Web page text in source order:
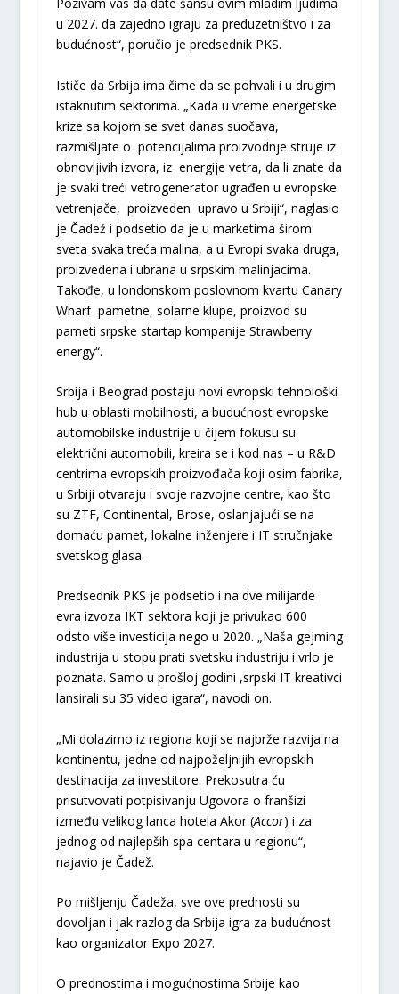
u 2027. da zajedno igraju za preduzetništvo i za
budućnost“, poručio je predsednik PKS.
Ističe da Srbija ima čime da se pohvali i u drugim
istaknutim sektorima. „Kada u vreme energetske
krize sa kojom se svet danas suočava,
razmišljate o potencijalima proizvodnje struje iz
obnovljivih izvora, iz energije vetra, da li znate da
je svaki treći vetrogenerator ugrađen u evropske
vetrenjače, proizveden upravo u Srbiji“, naglasio
je Čadež i podsetio da je u marketima širom
sveta svaka treća malina, a u Evropi svaka druga,
proizvedena i ubrana u srpskim malinjacima.
Takođe, u londonskom poslovnom kvartu Canary
Wharf pametne, solarne klupe, proizvod su
pameti srpske startap kompanije Strawberry
energy“.
Srbija i Beograd postaju novi evropski tehnološki
hub u oblasti mobilnosti, a budućnost evropske
automobilske industrije u čijem fokusu su
električni automobili, kreira se i kod nas – u R&D
centrima evropskih proizvođača koji osim fabrika,
u Srbiji otvaraju i svoje razvojne centre, kao što
su ZTF, Continental, Brose, oslanjajući se na
domaću pamet, lokalne inženjere i IT stručnjake
svetskog glasa.
Predsednik PKS je podsetio i na dve milijarde
evra izvoza IKT sektora koji je privukao 600
odsto više investicija nego u 2020. „Naša gejming
industrija u stopu prati svetsku industriju i vrlo je
poznata. Samo u prošloj godini ,srpski IT kreativci
lansirali su 35 video igara“, navodi on.
„Mi dolazimo iz regiona koji se najbrže razvija na
kontinentu, jedne od najpoželjnijih evropskih
destinacija za investitore. Prekosutra ću
prisutvovati potpisivanju Ugovora o franšizi
između velikog lanca hotela Akor (Accor) i za
jednog od najlepših spa centara u regionu“,
najavio je Čadež.
Po mišljenju Čadeža, sve ove prednosti su
dovoljan i jak razlog da Srbija igra za budućnost
kao organizator Expo 2027.
O prednostima i mogućnostima Srbije kao